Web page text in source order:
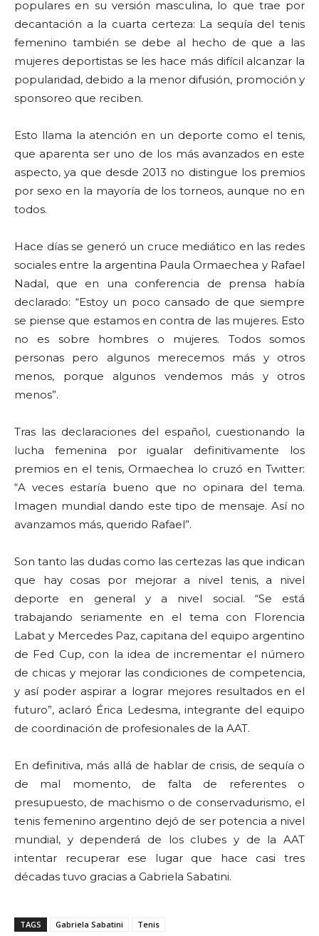
populares en su versión masculina, lo que trae por
decantación a la cuarta certeza: La sequía del tenis
femenino también se debe al hecho de que a las
mujeres deportistas se les hace más difícil alcanzar la
popularidad, debido a la menor difusión, promoción y
sponsoreo que reciben.
Esto llama la atención en un deporte como el tenis,
que aparenta ser uno de los más avanzados en este
aspecto, ya que desde 2013 no distingue los premios
por sexo en la mayoría de los torneos, aunque no en
todos.
Hace días se generó un cruce mediático en las redes
sociales entre la argentina Paula Ormaechea y Rafael
Nadal, que en una conferencia de prensa había
declarado: “Estoy un poco cansado de que siempre
se piense que estamos en contra de las mujeres. Esto
no es sobre hombres o mujeres. Todos somos
personas pero algunos merecemos más y otros
menos, porque algunos vendemos más y otros
menos”.
Tras las declaraciones del español, cuestionando la
lucha femenina por igualar definitivamente los
premios en el tenis, Ormaechea lo cruzó en Twitter:
“A veces estaría bueno que no opinara del tema.
Imagen mundial dando este tipo de mensaje. Así no
avanzamos más, querido Rafael”.
Son tanto las dudas como las certezas las que indican
que hay cosas por mejorar a nivel tenis, a nivel
deporte en general y a nivel social. “Se está
trabajando seriamente en el tema con Florencia
Labat y Mercedes Paz, capitana del equipo argentino
de Fed Cup, con la idea de incrementar el número
de chicas y mejorar las condiciones de competencia,
y así poder aspirar a lograr mejores resultados en el
futuro”, aclaró Érica Ledesma, integrante del equipo
de coordinación de profesionales de la AAT.
En definitiva, más allá de hablar de crisis, de sequía o
de mal momento, de falta de referentes o
presupuesto, de machismo o de conservadurismo, el
tenis femenino argentino dejó de ser potencia a nivel
mundial, y dependerá de los clubes y de la AAT
intentar recuperar ese lugar que hace casi tres
décadas tuvo gracias a Gabriela Sabatini.
TAGS Gabriela Sabatini Tenis